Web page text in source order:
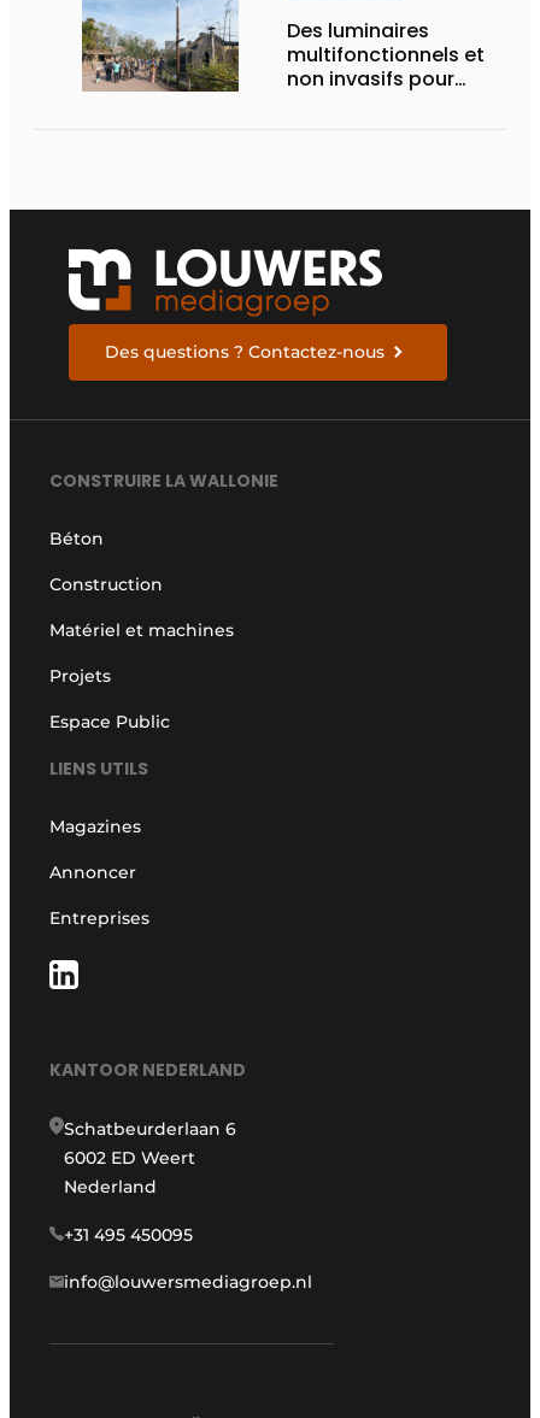
Des luminaires
multifonctionnels et
non invasifs pour
Des questions ? Contactez-nous
CONSTRUIRE LA WALLONIE
Béton
Construction
Matériel et machines
Projets
Espace Public
LIENS UTILS
Magazines
Annoncer
Entreprises
KANTOOR NEDERLAND
Schatbeurderlaan 6
6002 ED Weert
Nederland
+31 495 450095
info@louwersmediagroep.nl